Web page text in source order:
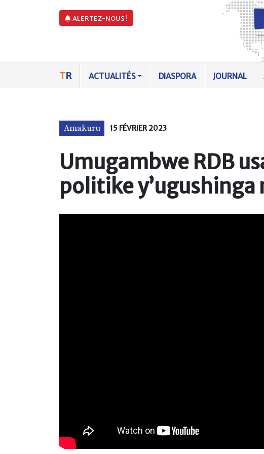
ALERTEZ-NOUS !
TR ACTUALITÉS DIASPORA JOURNAL
Amakuru 15 FÉVRIER 2023
Umugambwe RDB
politike y’ugushinga